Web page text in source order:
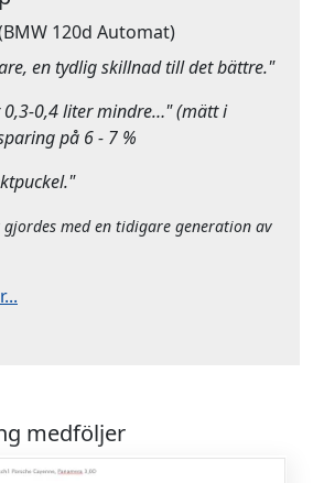
120d Automat)
en tydlig skillnad till det bättre."
0,4 liter mindre…" (mätt i
på 6 - 7 %
med en tidigare generation av
medföljer